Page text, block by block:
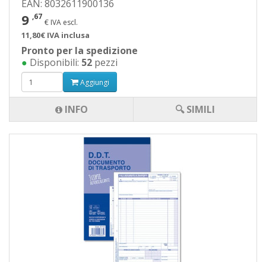
EAN: 8032611900136
9 ,67
€ IVA escl.
11,80€ IVA inclusa
Pronto per la spedizione
● Disponibili: 52 pezzi
Aggiungi
INFO 🔍 SIMILI